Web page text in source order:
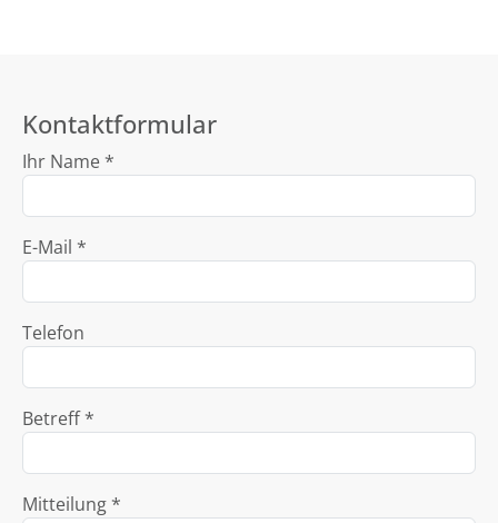
Kontaktformular
Ihr Name *
E-Mail *
Telefon
Betreff *
Mitteilung *